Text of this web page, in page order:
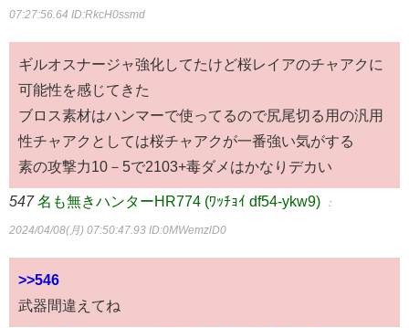
07:27:56.64 ID:RkcH0ssmd
ギルオスナージャ強化してたけど桜レイアのチャアクに
可能性を感じてきた
ブロス素材はハンマーで使ってるので尻尾切る用の汎用
性チャアクとしては桜チャアクが一番強い気がする
素の攻撃力10－5で2103+毒ダメはかなりデカい
547 名も無きハンターHR774 (ﾜｯﾁｮｲ df54-ykw9) ：
2024/04/08(月) 07:50:47.93 ID:0MWemzlD0
>>546
武器間違えてね